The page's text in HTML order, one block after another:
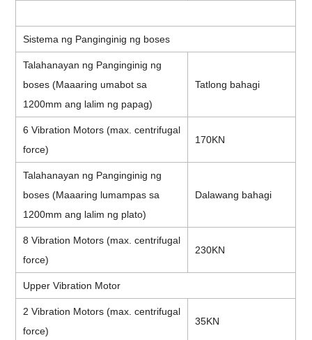
Sistema ng Panginginig ng boses
Talahanayan ng Panginginig ng
boses (Maaaring umabot sa
1200mm ang lalim ng papag)
Tatlong bahagi
6 Vibration Motors (max. centrifugal
force)
170KN
Talahanayan ng Panginginig ng
boses (Maaaring lumampas sa
1200mm ang lalim ng plato)
Dalawang bahagi
8 Vibration Motors (max. centrifugal
force)
230KN
Upper Vibration Motor
2 Vibration Motors (max. centrifugal
force)
35KN